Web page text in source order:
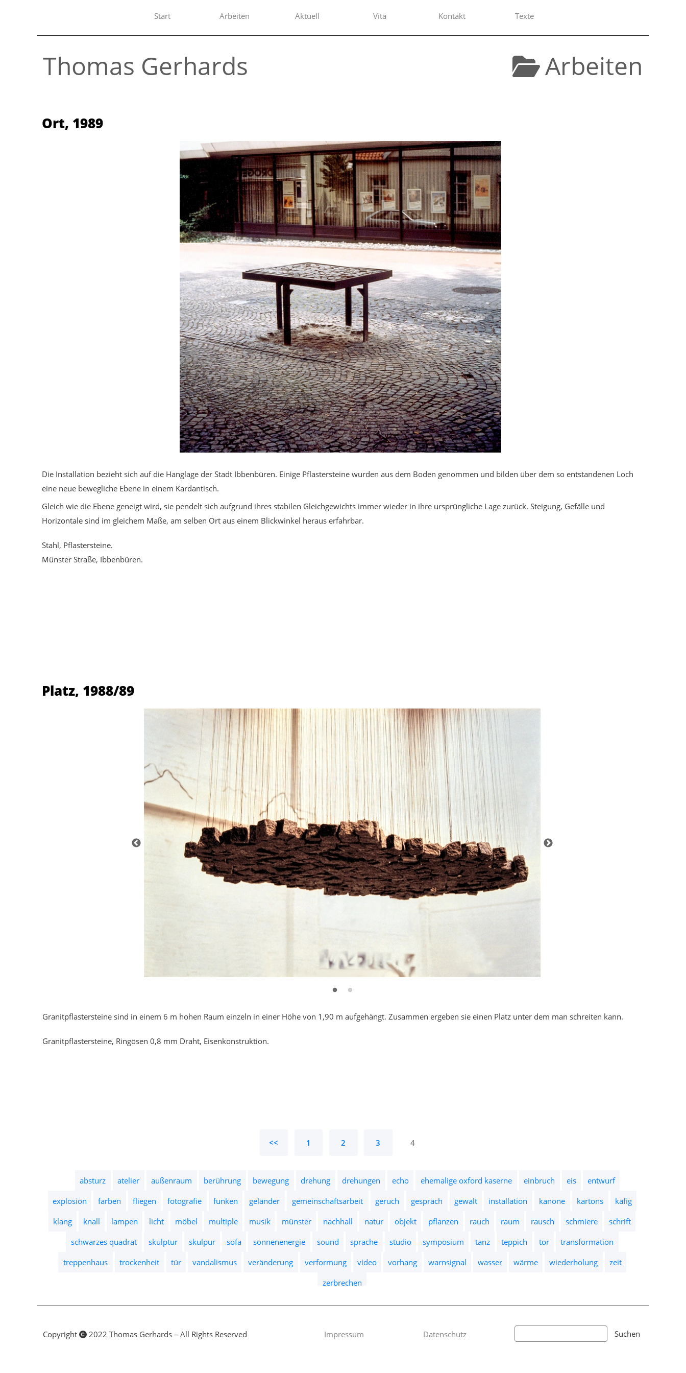
Start Arbeiten Aktuell Vita Kontakt Texte
Thomas Gerhards Arbeiten
Ort, 1989
Die Installation bezieht sich auf die Hanglage der Stadt Ibbenbüren. Einige Pflastersteine wurden aus dem Boden genommen und bilden über dem so entstandenen Loch
eine neue bewegliche Ebene in einem Kardantisch.
Gleich wie die Ebene geneigt wird, sie pendelt sich aufgrund ihres stabilen Gleichgewichts immer wieder in ihre ursprüngliche Lage zurück. Steigung, Gefälle und
Horizontale sind im gleichem Maße, am selben Ort aus einem Blickwinkel heraus erfahrbar.
Stahl, Pflastersteine.
Münster Straße, Ibbenbüren.
Platz, 1988/89
Granitpflastersteine sind in einem 6 m hohen Raum einzeln in einer Höhe von 1,90 m aufgehängt. Zusammen ergeben sie einen Platz unter dem man schreiten kann.
Granitpflastersteine, Ringösen 0,8 mm Draht, Eisenkonstruktion.
<< 1 2 3 4
absturz atelier außenraum berührung bewegung drehung drehungen echo ehemalige oxford kaserne einbruch eis
entwurf
explosion
farben fliegen fotografie funken geländer gemeinschaftsarbeit geruch gespräch gewalt installation kanone kartons
käfig
klang
knall lampen licht möbel multiple musik münster nachhall natur objekt pflanzen rauch raum rausch schmiere
schrift
schwarzes quadrat
skulptur skulpur sofa sonnenenergie sound sprache studio symposium tanz teppich tor
transformation
treppenhaus
trockenheit tür vandalismus veränderung verformung video vorhang warnsignal wasser wärme wiederholung
zeit
zerbrechen
Impressum Datenschutz
Copyright 2022 Thomas Gerhards – All Rights Reserved